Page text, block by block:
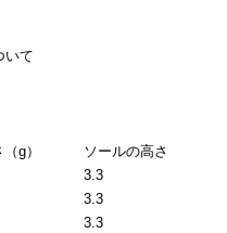
いて
g）
ソールの高さ
3.3
3.3
3.3